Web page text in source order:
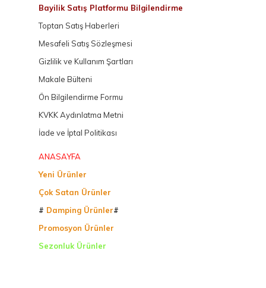
Bayilik Satış Platformu Bilgilendirme
Toptan Satış Haberleri
Mesafeli Satış Sözleşmesi
Gizlilik ve Kullanım Şartları
Makale Bülteni
Ön Bilgilendirme Formu
KVKK Aydınlatma Metni
İade ve İptal Politikası
ANASAYFA
Yeni Ürünler
Çok Satan Ürünler
# Damping Ürünler#
Promosyon Ürünler
Sezonluk Ürünler